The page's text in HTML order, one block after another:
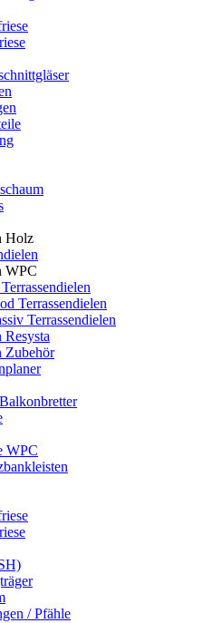
Holz
WPC
Terrassendielen
Terrassendielen
Resysta
Zubehör
WPC
/ Pfähle